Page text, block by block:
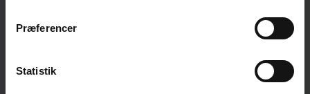
Præferencer
Statistik
Norges teknisk-naturvitenskapelige universitet
praksisrettet utdanningsforskning.